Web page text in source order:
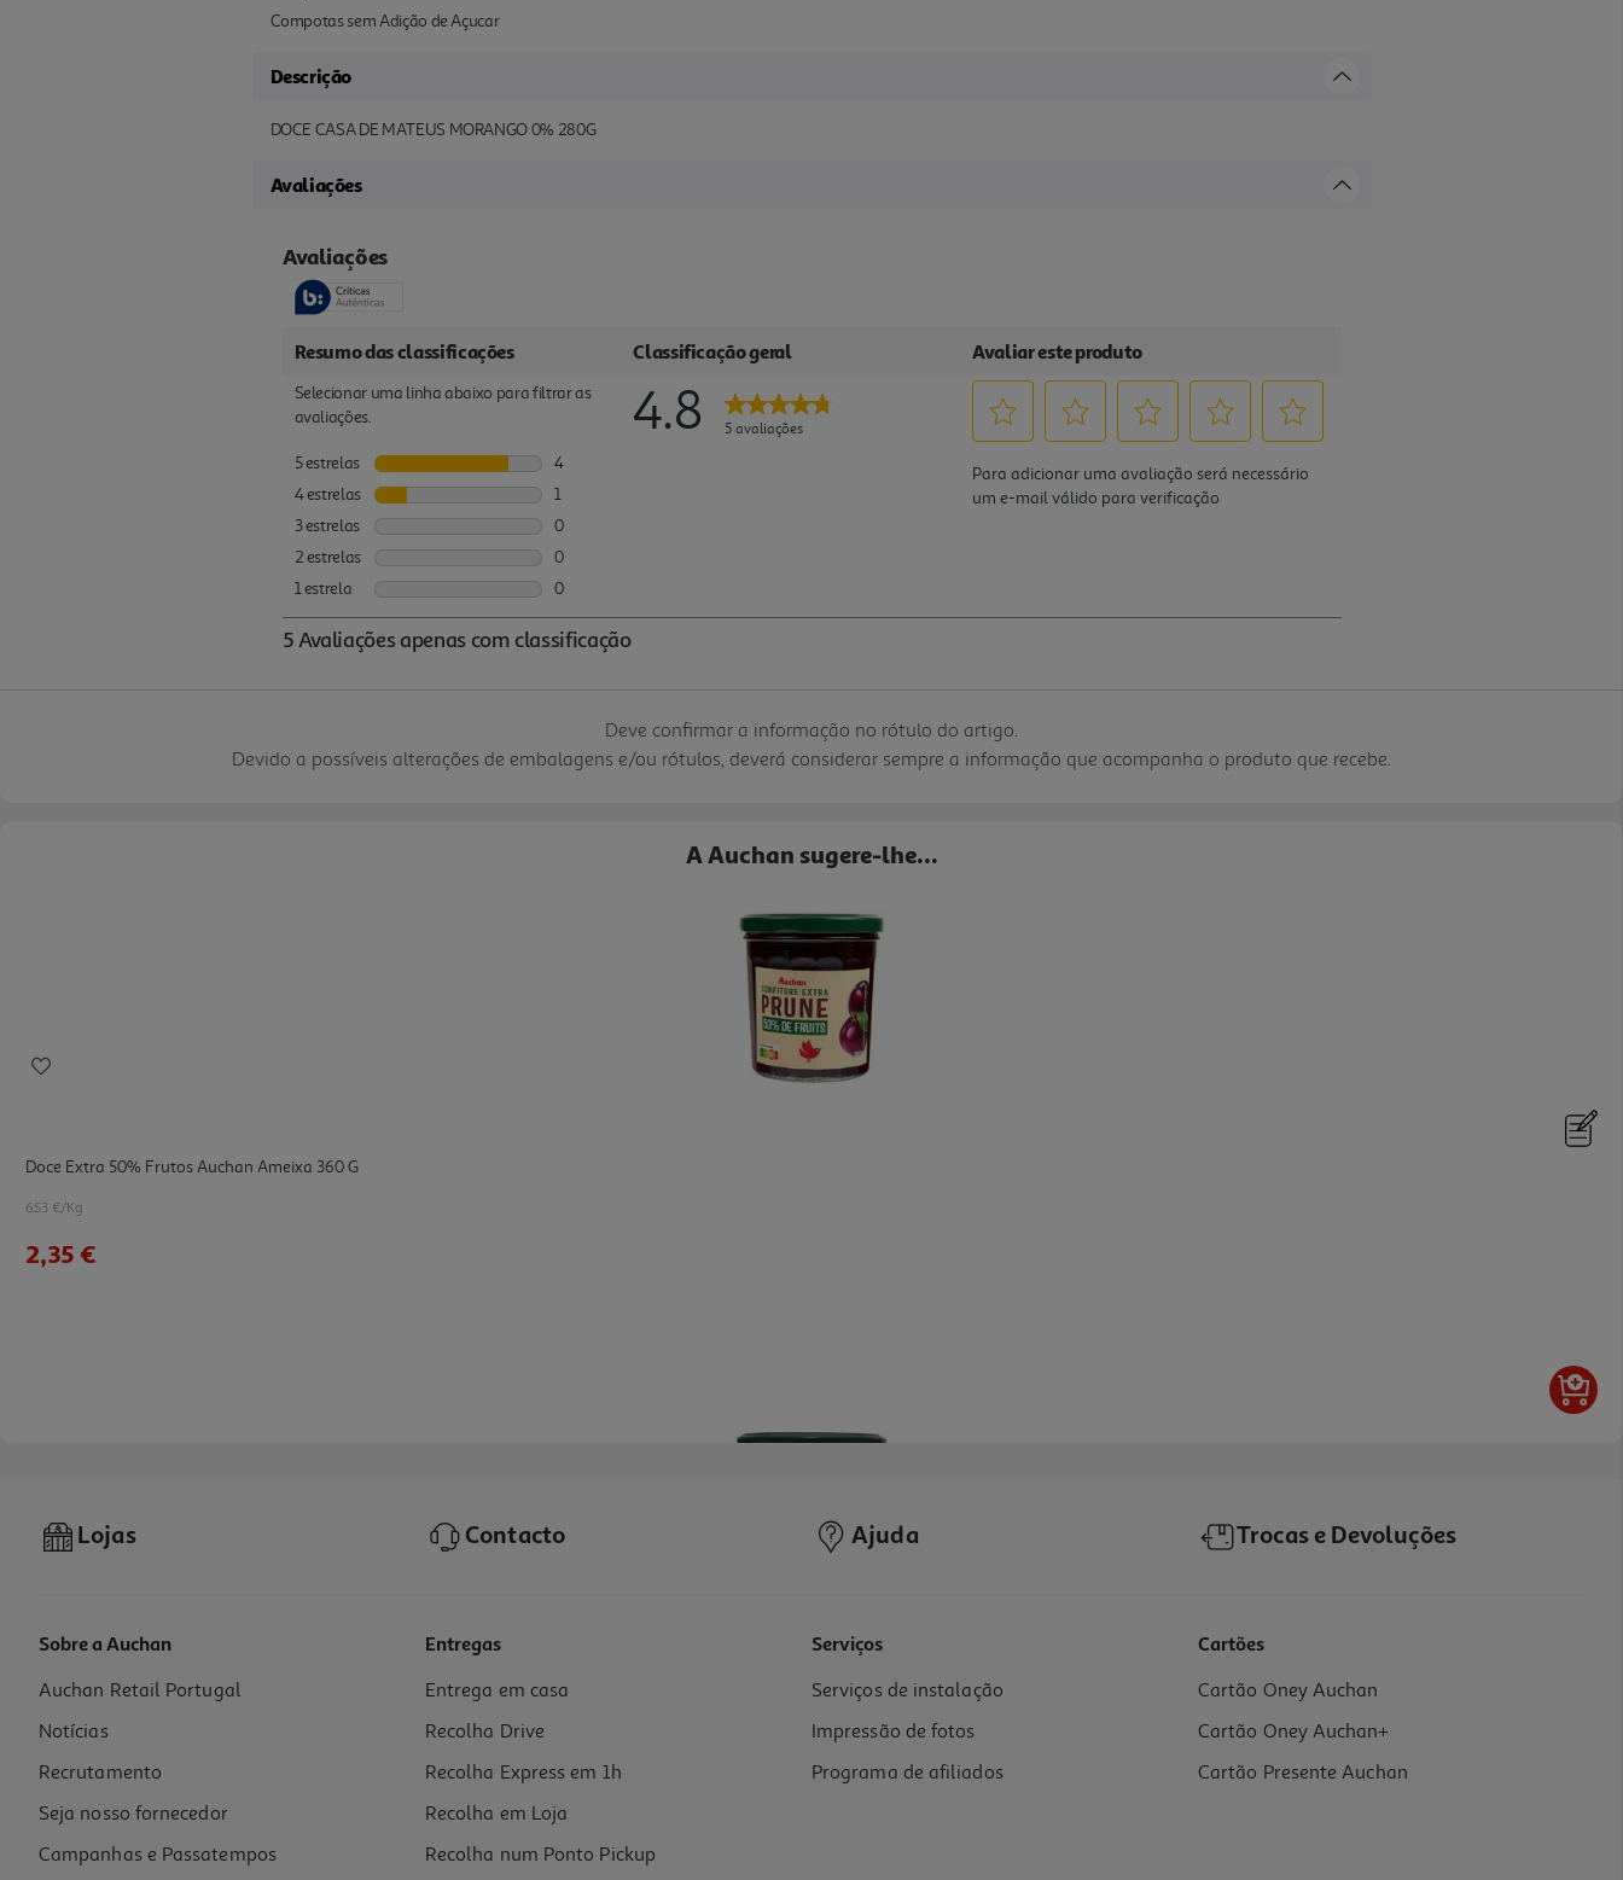
Compotas sem Adição de Açucar
Descrição
DOCE CASA DE MATEUS MORANGO 0% 280G
Avaliações
Deve confirmar a informação no rótulo do artigo.
Devido a possíveis alterações de embalagens e/ou rótulos, deverá considerar sempre a informação que acompanha o produto que recebe.
A Auchan sugere-lhe...
Doce Extra 50% Frutos Auchan Ameixa 360 G
6.53 €/Kg
2,35 €
Citrinada Auchan 28% De Frutos Laranja 360g
3.86 €/Kg
1,39 €
Lojas Contacto Ajuda Trocas e Devoluções
Sobre a Auchan
Auchan Retail Portugal
Notícias
Recrutamento
Seja nosso fornecedor
Campanhas e Passatempos
Entregas
Entrega em casa
Recolha Drive
Recolha Express em 1h
Recolha em Loja
Recolha num Ponto Pickup
Serviços
Serviços de instalação
Impressão de fotos
Programa de afiliados
Cartões
Cartão Oney Auchan
Cartão Oney Auchan+
Cartão Presente Auchan